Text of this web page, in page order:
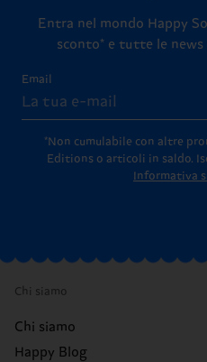
Entra nel mondo Happy
sconto* e tutte le
Email
*Non cumulabile con altre
Editions o articoli in saldo.
Informativa
Chi siamo
Chi siamo
Happy Blog